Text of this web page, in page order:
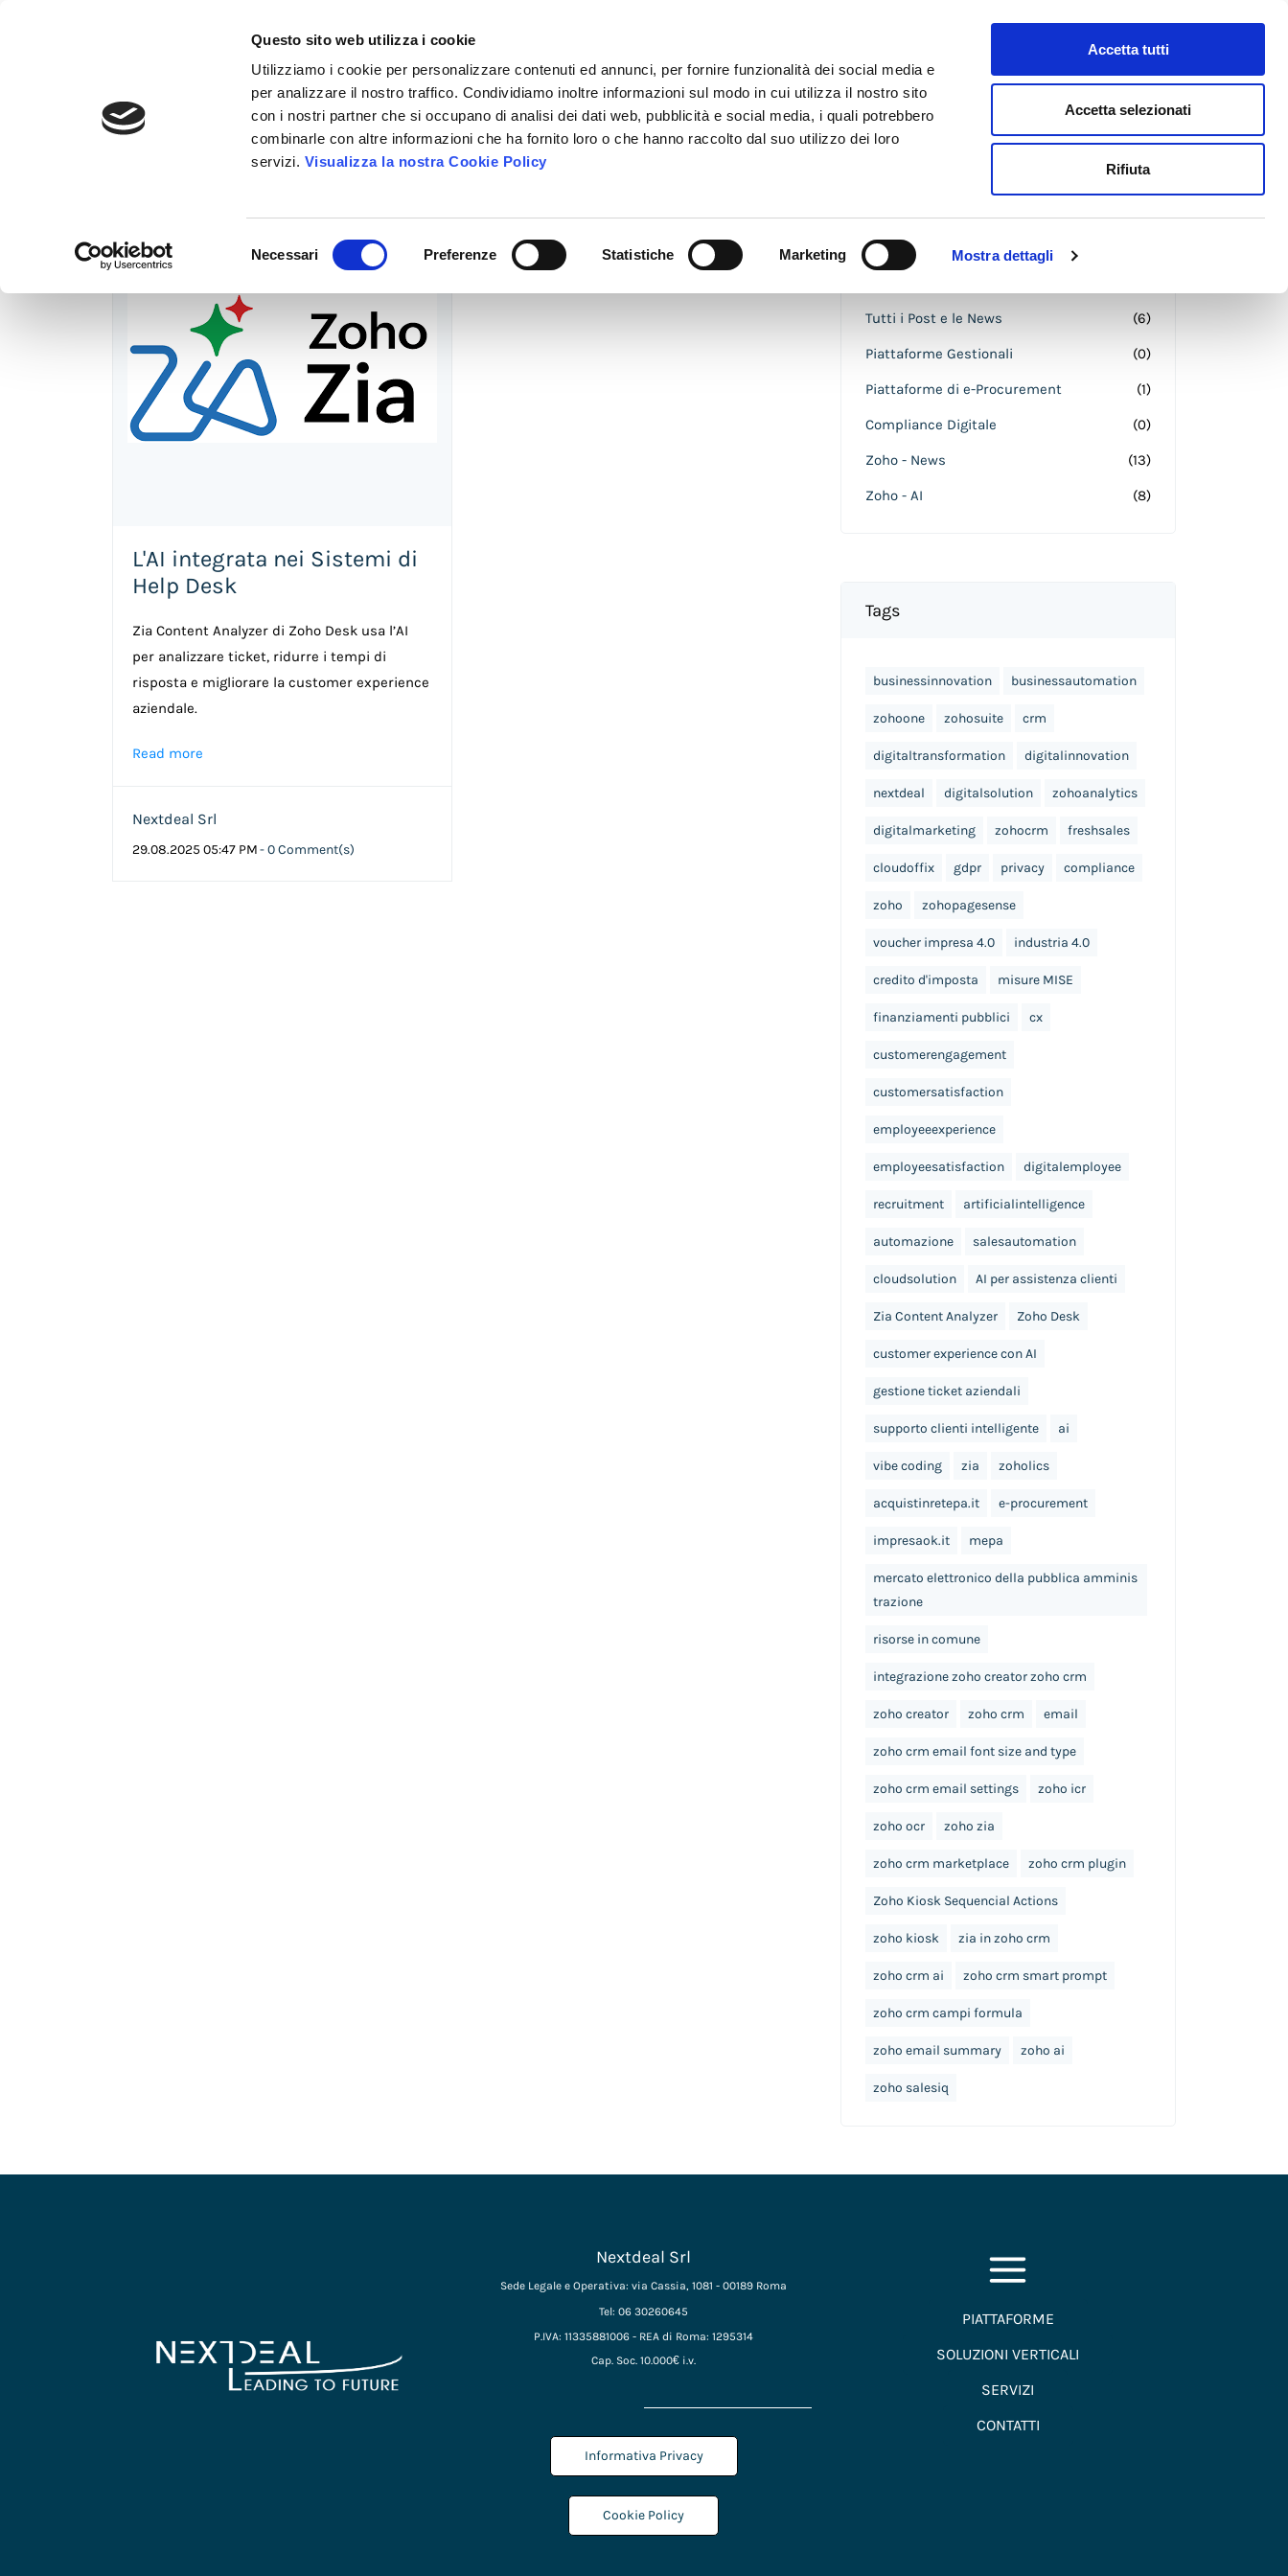
Questo sito web utilizza i cookie
Utilizziamo i cookie per personalizzare contenuti ed annunci, per fornire funzionalità dei social media e
per analizzare il nostro traffico. Condividiamo inoltre informazioni sul modo in cui utilizza il nostro sito
con i nostri partner che si occupano di analisi dei dati web, pubblicità e social media, i quali potrebbero
combinarle con altre informazioni che ha fornito loro o che hanno raccolto dal suo utilizzo dei loro
servizi. Visualizza la nostra Cookie Policy
Necessari Preferenze Statistiche Marketing Mostra dettagli
Accetta tutti
Accetta selezionati
Rifiuta
Blog tagged as supporto clienti intelligente
L'AI integrata nei Sistemi di
Help Desk
Zia Content Analyzer di Zoho Desk usa l’AI
per analizzare ticket, ridurre i tempi di
risposta e migliorare la customer experience
aziendale.
Read more
Nextdeal Srl
29.08.2025 05:47 PM-0Comment(s)
Categories
Tutti i Post e le News (6)
Piattaforme Gestionali (0)
Piattaforme di e-Procurement (1)
Compliance Digitale (0)
Zoho - News (13)
Zoho - AI (8)
Tags
businessinnovation businessautomation
zohoone zohosuite crm
digitaltransformation digitalinnovation
nextdeal digitalsolution zohoanalytics
digitalmarketing zohocrm freshsales
cloudoffix gdpr privacy compliance
zoho zohopagesense
voucher impresa 4.0 industria 4.0
credito d'imposta misure MISE
finanziamenti pubblici cx
customerengagement
customersatisfaction
employeeexperience
employeesatisfaction digitalemployee
recruitment artificialintelligence
automazione salesautomation
cloudsolution AI per assistenza clienti
Zia Content Analyzer Zoho Desk
customer experience con AI
gestione ticket aziendali
supporto clienti intelligente ai
vibe coding zia zoholics
acquistinretepa.it e-procurement
impresaok.it mepa
mercato elettronico della pubblica amminis
trazione
risorse in comune
integrazione zoho creator zoho crm
zoho creator zoho crm email
zoho crm email font size and type
zoho crm email settings zoho icr
zoho ocr zoho zia
zoho crm marketplace zoho crm plugin
Zoho Kiosk Sequencial Actions
zoho kiosk zia in zoho crm
zoho crm ai zoho crm smart prompt
zoho crm campi formula
zoho email summary zoho ai
zoho salesiq
Nextdeal Srl
Sede Legale e Operativa: via Cassia, 1081 - 00189 Roma
Tel: 06 30260645
P.IVA: 11335881006 - REA di Roma: 1295314
Cap. Soc. 10.000€ i.v.
Informativa Privacy
Cookie Policy
PIATTAFORME
SOLUZIONI VERTICALI
SERVIZI
CONTATTI